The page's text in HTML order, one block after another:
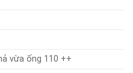
vừa ống 110 ++